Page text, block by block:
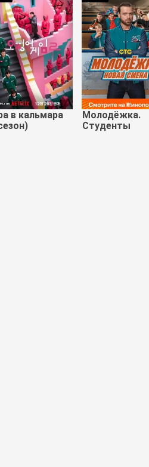
Хладнокровный
в кальмара
Молодёжка.
Студенты